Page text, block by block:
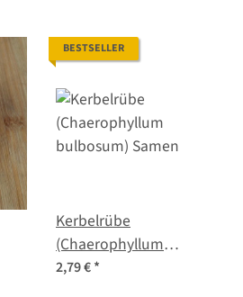
BESTSELLER
Kerbelrübe
(Chaerophyllum
bulbosum) Samen
2,79 €*